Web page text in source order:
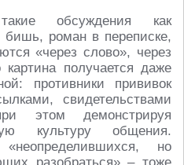
обсуждения как
роман в переписке,
«через слово», через
картина получается даже
противники прививок
свидетельствами
этом демонстрируя
культуру общения.
но